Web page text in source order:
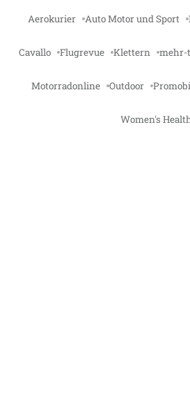
Aerokurier Auto Motor und Sport
Cavallo Flugrevue Klettern mehr-
Motorradonline Outdoor
Women's